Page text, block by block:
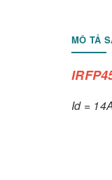
MÔ TẢ
Id =